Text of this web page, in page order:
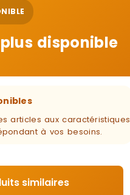
disponible
articles aux caractéristiques
à vos besoins.
similaires